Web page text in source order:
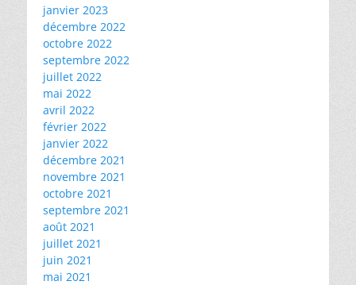
janvier 2023
décembre 2022
octobre 2022
septembre 2022
juillet 2022
mai 2022
avril 2022
février 2022
janvier 2022
décembre 2021
novembre 2021
octobre 2021
septembre 2021
août 2021
juillet 2021
juin 2021
mai 2021